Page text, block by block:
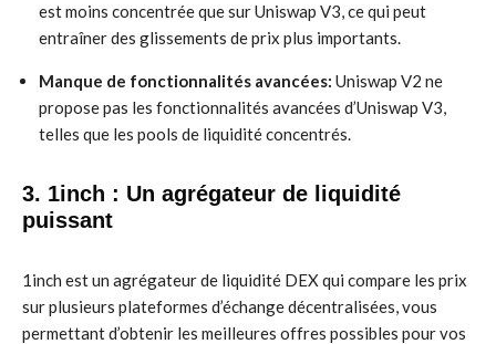
est moins concentrée que sur Uniswap V3, ce qui peut
entraîner des glissements de prix plus importants.
Manque de fonctionnalités avancées: Uniswap V2 ne
propose pas les fonctionnalités avancées d’Uniswap V3,
telles que les pools de liquidité concentrés.
3. 1inch : Un agrégateur de liquidité
puissant
1inch est un agrégateur de liquidité DEX qui compare les prix
sur plusieurs plateformes d’échange décentralisées, vous
permettant d’obtenir les meilleures offres possibles pour vos